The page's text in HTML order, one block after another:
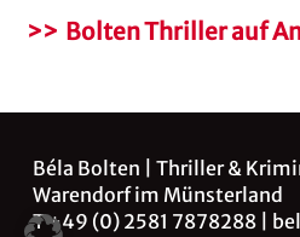
>> Bolten Thriller auf
Béla Bolten | Thriller &
Warendorf im Münsterland
T +49 (0) 2581 7878288 |